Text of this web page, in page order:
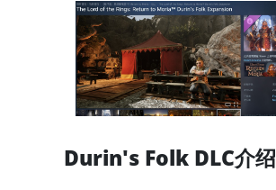
Durin's Folk DLC介绍